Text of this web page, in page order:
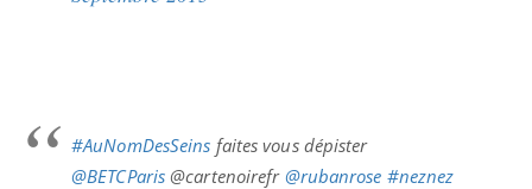
#AuNomDesSeins faites vous dépister
@BETCParis @cartenoirefr @rubanrose #neznez